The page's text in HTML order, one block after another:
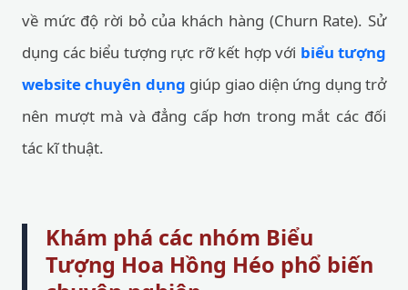
về mức độ rời bỏ của khách hàng (Churn Rate). Sử
dụng các biểu tượng rực rỡ kết hợp với biểu tượng
website chuyên dụng giúp giao diện ứng dụng trở
nên mượt mà và đẳng cấp hơn trong mắt các đối
tác kĩ thuật.
Khám phá các nhóm Biểu
Tượng Hoa Hồng Héo phổ biến